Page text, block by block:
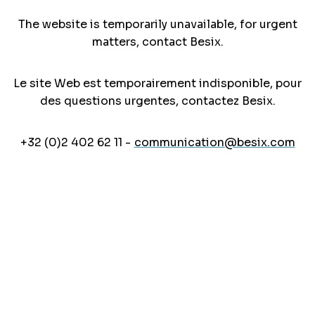
The website is temporarily unavailable, for urgent
matters, contact Besix.
Le site Web est temporairement indisponible, pour
des questions urgentes, contactez Besix.
+32 (0)2 402 62 11 - communication@besix.com